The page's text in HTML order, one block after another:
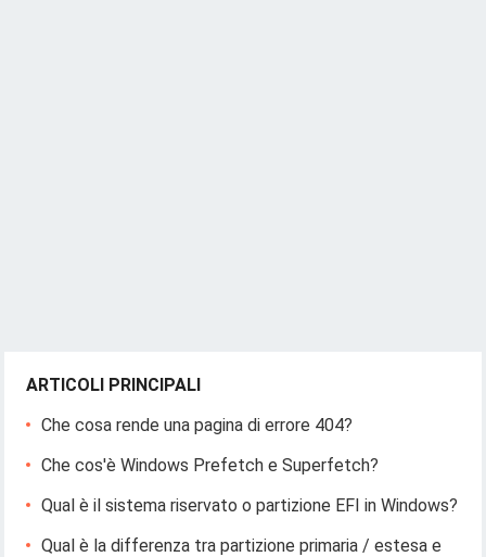
ARTICOLI PRINCIPALI
Che cosa rende una pagina di errore 404?
Che cos'è Windows Prefetch e Superfetch?
Qual è il sistema riservato o partizione EFI in Windows?
Qual è la differenza tra partizione primaria / estesa e